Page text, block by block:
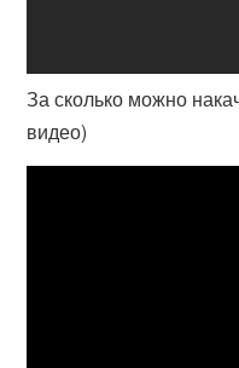
За сколько можно
видео)